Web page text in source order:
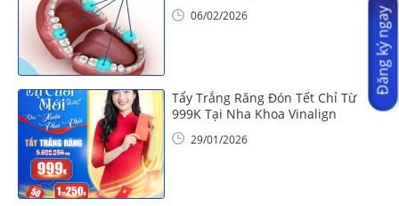
06/02/2026
Tẩy Trắng Răng Đón Tết Chỉ Từ
999K Tại Nha Khoa Vinalign
29/01/2026
Đăng ký ngay